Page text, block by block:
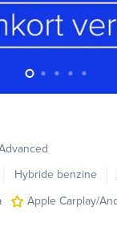
Hybride benzine
Apple Carplay/